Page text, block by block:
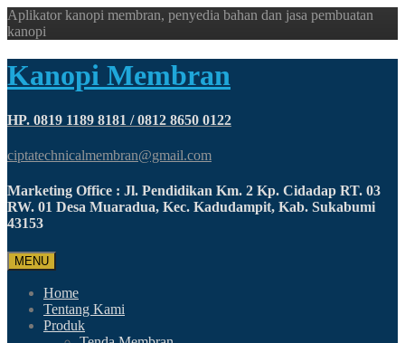
Aplikator kanopi membran, penyedia bahan dan jasa pembuatan
kanopi
Kanopi Membran
HP. 0819 1189 8181 / 0812 8650 0122
ciptatechnicalmembran@gmail.com
Marketing Office : Jl. Pendidikan Km. 2 Kp. Cidadap RT. 03
RW. 01 Desa Muaradua, Kec. Kadudampit, Kab. Sukabumi
43153
MENU
Home
Tentang Kami
Produk